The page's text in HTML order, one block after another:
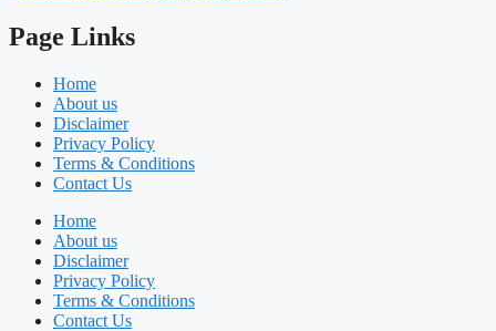
Page Links
Home
About us
Disclaimer
Privacy Policy
Terms & Conditions
Contact Us
Home
About us
Disclaimer
Privacy Policy
Terms & Conditions
Contact Us